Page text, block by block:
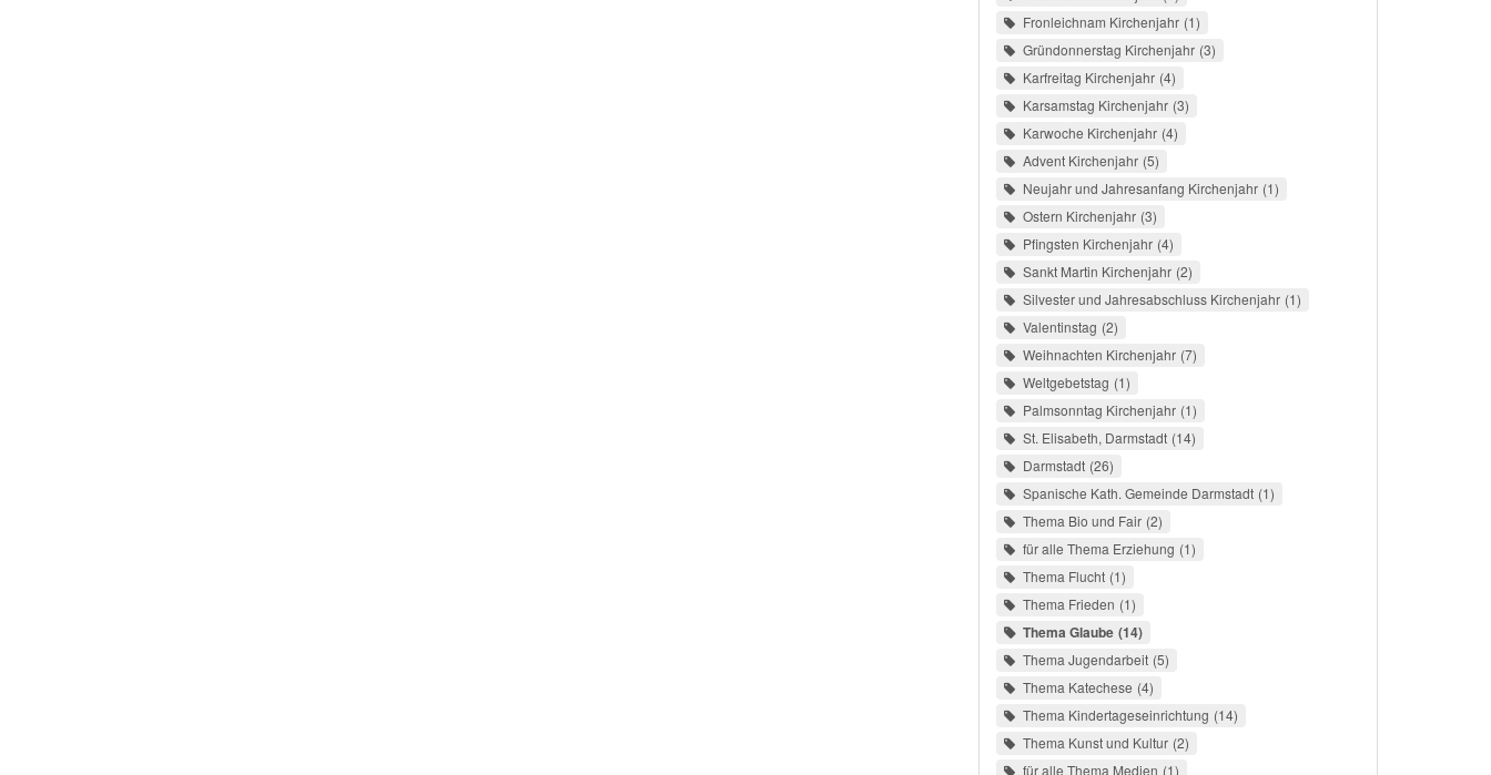
Fronleichnam Kirchenjahr 1
Gründonnerstag Kirchenjahr 3
Karfreitag Kirchenjahr 4
Karsamstag Kirchenjahr 3
Karwoche Kirchenjahr 4
Advent Kirchenjahr 5
Neujahr und Jahresanfang Kirchenjahr 1
Ostern Kirchenjahr 3
Pfingsten Kirchenjahr 4
Sankt Martin Kirchenjahr 2
Silvester und Jahresabschluss Kirchenjahr 1
Valentinstag 2
Weihnachten Kirchenjahr 7
Weltgebetstag 1
Palmsonntag Kirchenjahr 1
St. Elisabeth, Darmstadt 14
Darmstadt 26
Spanische Kath. Gemeinde Darmstadt 1
Thema Bio und Fair 2
für alle Thema Erziehung 1
Thema Flucht 1
Thema Frieden 1
Thema Glaube 14
Thema Jugendarbeit 5
Thema Katechese 4
Thema Kindertageseinrichtung 14
Thema Kunst und Kultur 2
für alle Thema Medien 1